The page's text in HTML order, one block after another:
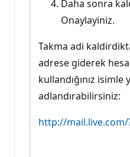
Daha sonra
Onaylayiniz.
Takma adi
adrese giderek
kullandığınız isimle
adlandırabilirsiniz:
http://